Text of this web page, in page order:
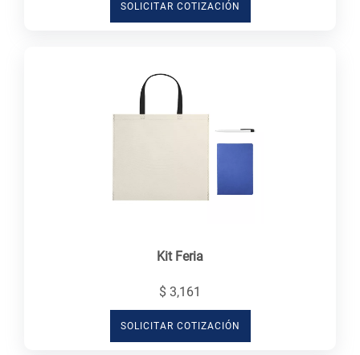
SOLICITAR COTIZACIÓN
Kit Feria
$ 3,161
SOLICITAR COTIZACIÓN